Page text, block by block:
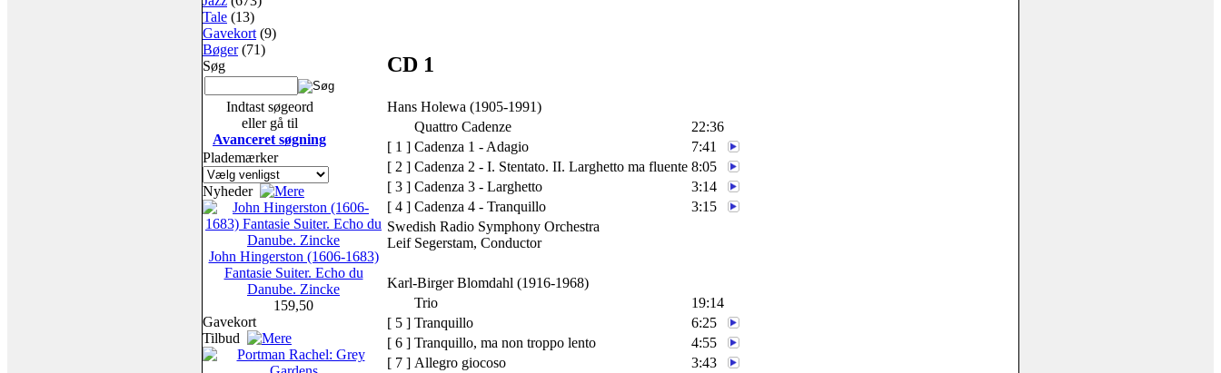
Tale (13)
Gavekort (9)
Bøger(71)
Søg
Indtast søgeord
eller gå til
Avanceret søgning
Plademærker
Nyheder
John Hingerston (1606-1683)
Fantasie Suiter. Echo du
Danube. Zincke
159,50
Gavekort
Tilbud
CD 1
Hans Holewa (1905-1991)
Quattro Cadenze
22:36
[ 1 ] Cadenza 1 - Adagio
7:41
[ 2 ] Cadenza 2 - I. Stentato. II. Larghetto ma fluente 8:05
[ 3 ] Cadenza 3 - Larghetto
3:14
[ 4 ] Cadenza 4 - Tranquillo
3:15
Swedish Radio Symphony Orchestra
Leif Segerstam, Conductor
Karl-Birger Blomdahl (1916-1968)
Trio
19:14
[ 5 ] Tranquillo
6:25
[ 6 ] Tranquillo, ma non troppo lento
4:55
[ 7 ] Allegro giocoso
3:43